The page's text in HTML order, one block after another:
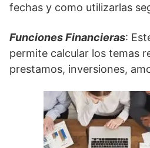
fechas y como utilizarlas
Funciones Financieras:
permite calcular los temas
prestamos, inversiones,